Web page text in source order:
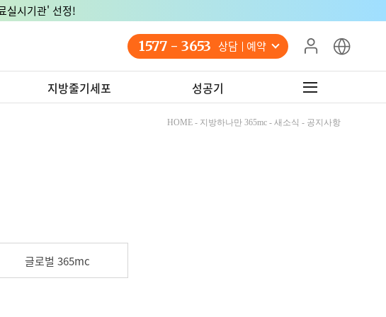
1577 - 3653 상담 예약
지방줄기세포 성공기
HOME - 지방하나만 365mc - 새소식 - 공지사항
글로벌 365mc